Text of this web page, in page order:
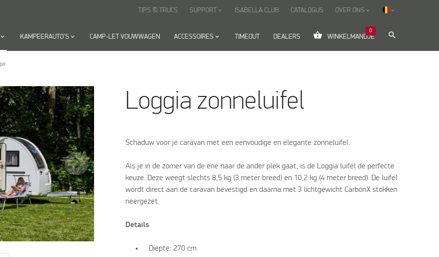
keyboard_arrow_down KAMPEERAUTO'Skeyboard_arrow_down CAMP-LET VOUWWAGEN ACCESSOIRES keyboard_arrow_down TIMEOUT DEALERS shopping_basket WINKELMANDJE
0
search
TIPS & TRUCS SUPPORT keyboard_arrow_down ISABELLA CLUB CATALOGUS OVER ONS keyboard_arrow_down keyboard_arrow_down
Loggia zonneluifel
Schaduw voor je caravan met een eenvoudige en elegante zonneluifel.
Als je in de zomer van de ene naar de ander plek gaat, is de Loggia luifel de perfecte
keuze. Deze weegt slechts 8,5 kg (3 meter breed) en 10,2 kg (4 meter breed). De luifel
wordt direct aan de caravan bevestigd en daarna met 3 lichtgewicht CarbonX stokken
neergezet.
Details
Diepte: 270 cm